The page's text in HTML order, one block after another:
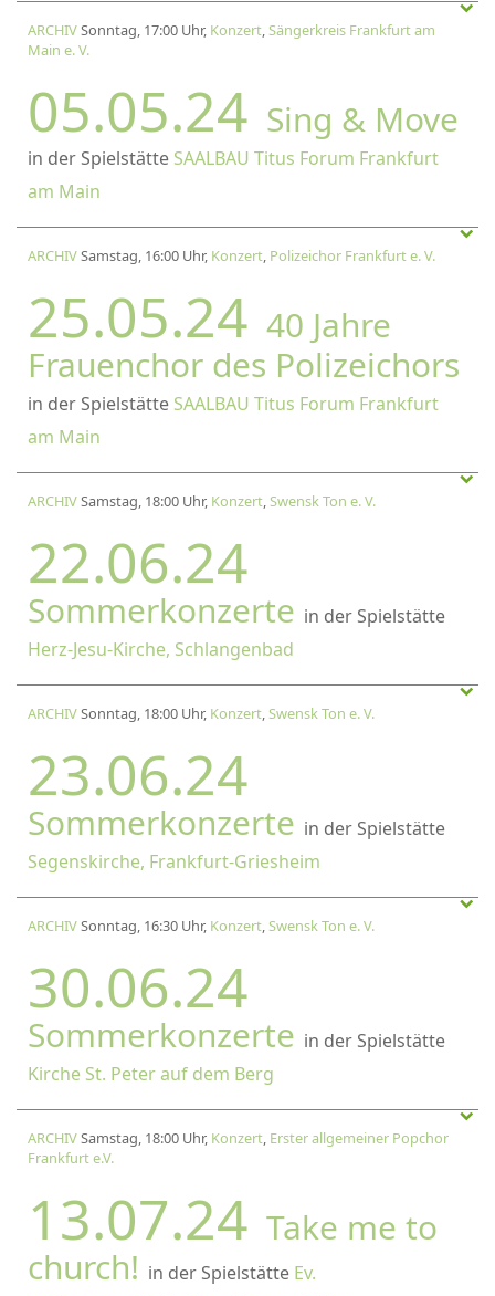
ARCHIVSonntag, 17:00 Uhr, Konzert,Sängerkreis Frankfurt am
Main e. V.
05.05.24 Sing & Move
in der Spielstätte SAALBAU Titus Forum Frankfurt
am Main
ARCHIVSamstag, 16:00 Uhr, Konzert, Polizeichor Frankfurt e. V.
25.05.24 40 Jahre
Frauenchor des Polizeichors
in der Spielstätte SAALBAU Titus Forum Frankfurt
am Main
ARCHIVSamstag, 18:00 Uhr, Konzert,Swensk Ton e. V.
22.06.24
Sommerkonzerte in der Spielstätte
Herz-Jesu-Kirche, Schlangenbad
ARCHIVSonntag, 18:00 Uhr, Konzert,Swensk Ton e. V.
23.06.24
Sommerkonzerte in der Spielstätte
Segenskirche, Frankfurt-Griesheim
ARCHIVSonntag, 16:30 Uhr, Konzert,Swensk Ton e. V.
30.06.24
Sommerkonzerte in der Spielstätte
Kirche St. Peter auf dem Berg
ARCHIVSamstag, 18:00 Uhr, Konzert, Erster allgemeiner Popchor
Frankfurt e.V.
13.07.24 Take me to
church! in der Spielstätte Ev.